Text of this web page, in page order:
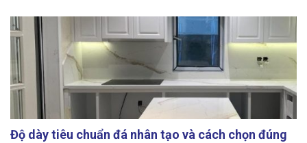
Độ dày tiêu chuẩn đá nhân tạo và cách chọn đúng